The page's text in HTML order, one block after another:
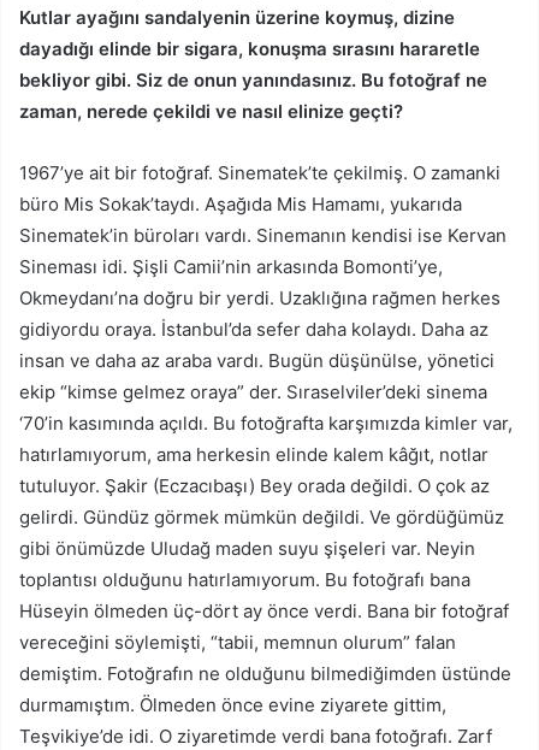
Kutlar ayağını sandalyenin üzerine koymuş, dizine
dayadığı elinde bir sigara, konuşma sırasını hararetle
bekliyor gibi. Siz de onun yanındasınız. Bu fotoğraf ne
zaman, nerede çekildi ve nasıl elinize geçti?
1967’ye ait bir fotoğraf. Sinematek’te çekilmiş. O zamanki
büro Mis Sokak’taydı. Aşağıda Mis Hamamı, yukarıda
Sinematek’in büroları vardı. Sinemanın kendisi ise Kervan
Sineması idi. Şişli Camii’nin arkasında Bomonti’ye,
Okmeydanı’na doğru bir yerdi. Uzaklığına rağmen herkes
gidiyordu oraya. İstanbul’da sefer daha kolaydı. Daha az
insan ve daha az araba vardı. Bugün düşünülse, yönetici
ekip “kimse gelmez oraya” der. Sıraselviler’deki sinema
‘70’in kasımında açıldı. Bu fotoğrafta karşımızda kimler var,
hatırlamıyorum, ama herkesin elinde kalem kâğıt, notlar
tutuluyor. Şakir (Eczacıbaşı) Bey orada değildi. O çok az
gelirdi. Gündüz görmek mümkün değildi. Ve gördüğümüz
gibi önümüzde Uludağ maden suyu şişeleri var. Neyin
toplantısı olduğunu hatırlamıyorum. Bu fotoğrafı bana
Hüseyin ölmeden üç-dört ay önce verdi. Bana bir fotoğraf
vereceğini söylemişti, “tabii, memnun olurum” falan
demiştim. Fotoğrafın ne olduğunu bilmediğimden üstünde
durmamıştım. Ölmeden önce evine ziyarete gittim,
Teşvikiye’de idi. O ziyaretimde verdi bana fotoğrafı. Zarf